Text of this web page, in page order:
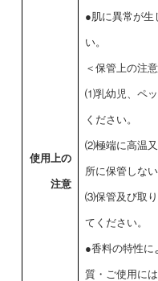
使用上の
注意
●肌に異常が生
い。
＜保管上の注
⑴乳幼児、ペッ
ください。
⑵極端に高温
所に保管しな
⑶保管及び取り
てください。
●香料の特性に
質・ご使用に